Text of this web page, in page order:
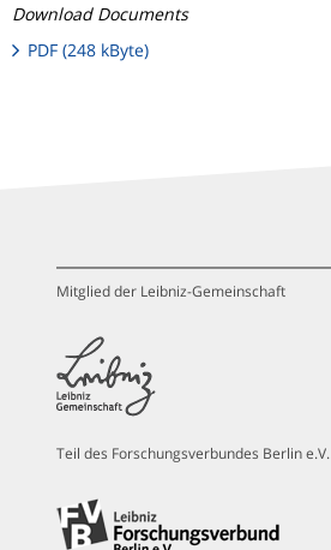
Download Documents
PDF (248 kByte)
Mitglied der Leibniz-Gemeinschaft
Teil des Forschungsverbundes Berlin e.V.